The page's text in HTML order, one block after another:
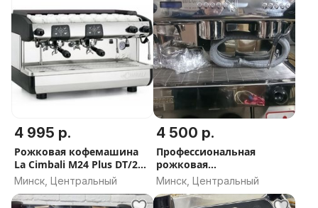
4 995 р.
Рожковая кофемашина
La Cimbali M24 Plus DT/2
ИТАЛИЯ
Минск, Центральный
4 500 р.
Профессиональная
рожковая
Автоматическая
Кофемашина Экспабар
ИСПАНИЯ.
Минск, Центральный